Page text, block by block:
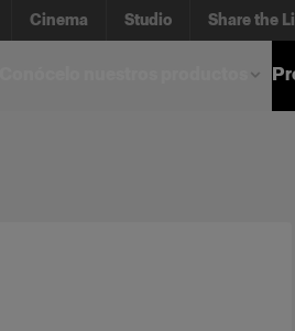
Cinema Studio Share the